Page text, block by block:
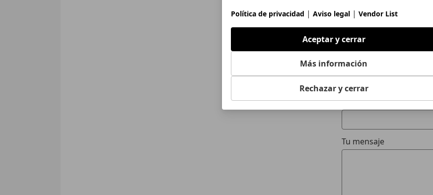
Contactar
Tu nombre
Tu email
Tu teléfono (opcional)
Tu mensaje
Política de privacidad | Aviso legal | Vendor List
Aceptar y cerrar
Más información
Rechazar y cerrar